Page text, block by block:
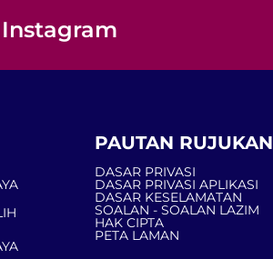
Instagram
PAUTAN RUJUKAN
DASAR PRIVASI
DASAR PRIVASI APLIKASI
DASAR KESELAMATAN
SOALAN - SOALAN LAZIM
HAK CIPTA
PETA LAMAN